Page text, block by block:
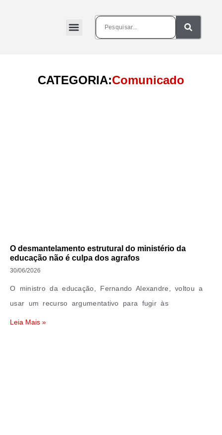
CATEGORIA:Comunicado
O desmantelamento estrutural do ministério da
educação não é culpa dos agrafos
30/06/2026
O ministro da educação, Fernando Alexandre, voltou a
usar um recurso argumentativo para fugir às
Leia Mais »